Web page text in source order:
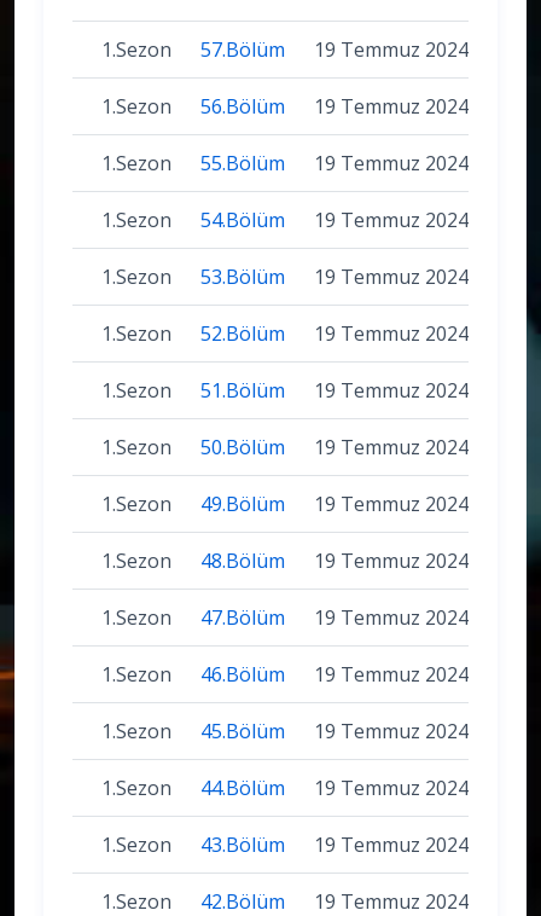
1.Sezon 57.Bölüm 19 Temmuz 2024
1.Sezon 56.Bölüm 19 Temmuz 2024
1.Sezon 55.Bölüm 19 Temmuz 2024
1.Sezon 54.Bölüm 19 Temmuz 2024
1.Sezon 53.Bölüm 19 Temmuz 2024
1.Sezon 52.Bölüm 19 Temmuz 2024
1.Sezon 51.Bölüm 19 Temmuz 2024
1.Sezon 50.Bölüm 19 Temmuz 2024
1.Sezon 49.Bölüm 19 Temmuz 2024
1.Sezon 48.Bölüm 19 Temmuz 2024
1.Sezon 47.Bölüm 19 Temmuz 2024
1.Sezon 46.Bölüm 19 Temmuz 2024
1.Sezon 45.Bölüm 19 Temmuz 2024
1.Sezon 44.Bölüm 19 Temmuz 2024
1.Sezon 43.Bölüm 19 Temmuz 2024
1.Sezon 42.Bölüm 19 Temmuz 2024